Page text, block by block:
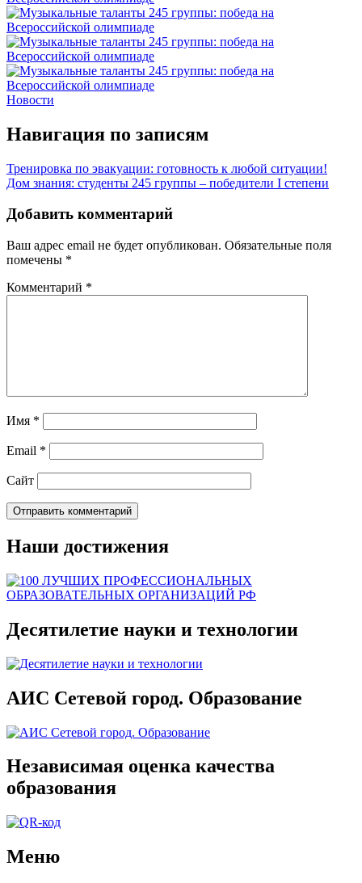
Новости
Навигация по записям
Тренировка по эвакуации: готовность к любой ситуации!
Дом знания: студенты 245 группы – победители I степени
Добавить комментарий
Ваш адрес email не будет опубликован. Обязательные поля
помечены *
Комментарий *
Имя *
Email *
Сайт
Наши достижения
Десятилетие науки и технологии
АИС Сетевой город. Образование
Независимая оценка качества
образования
Меню